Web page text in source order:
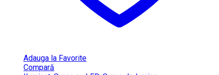
Adauga la Favorite
Compară